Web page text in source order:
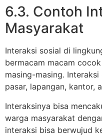
6.3. Contoh
Masyarakat
Interaksi sosial di
bermacam macam
masing-masing.
pasar, lapangan, kantor,
Interaksinya bisa
warga masyarakat
interaksi bisa berwujud